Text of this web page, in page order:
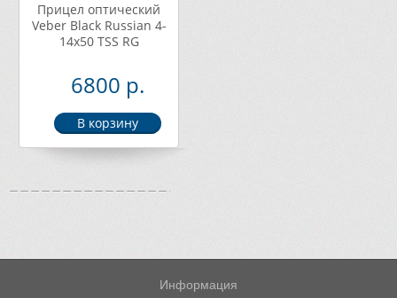
Прицел оптический
Veber Black Russian 4-
14x50 TSS RG
6800 р.
Информация